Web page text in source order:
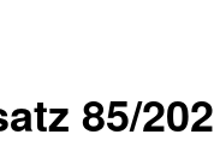
85/